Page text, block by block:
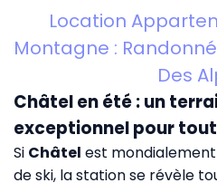
Location
Montagne :
Des
Châtel en été : un
exceptionnel pour
Si Châtel est
de ski, la station se révèle